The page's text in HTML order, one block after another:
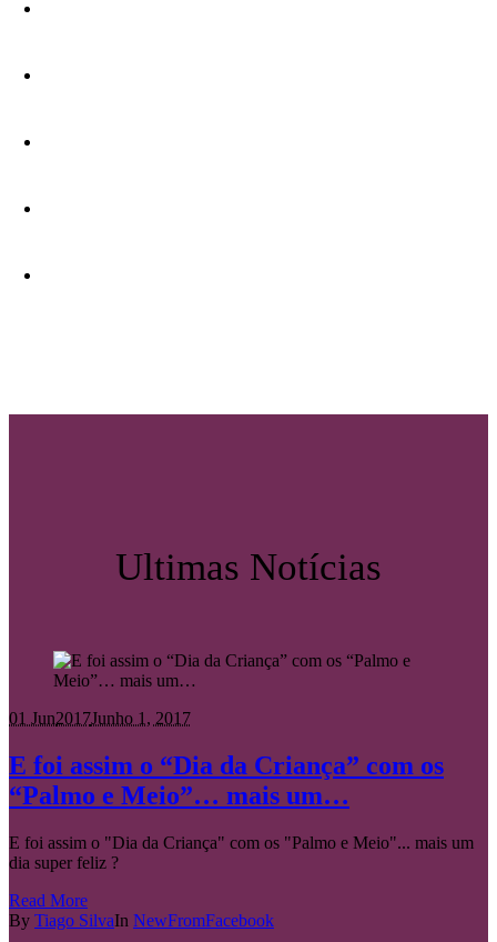
Ultimas Notícias
01 Jun2017Junho 1, 2017
E foi assim o “Dia da Criança” com os
“Palmo e Meio”… mais um…
E foi assim o "Dia da Criança" com os "Palmo e Meio"... mais um
dia super feliz ?
Read More
By Tiago SilvaIn NewFromFacebook